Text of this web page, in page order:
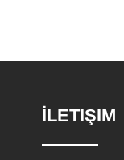
İLETIŞIM